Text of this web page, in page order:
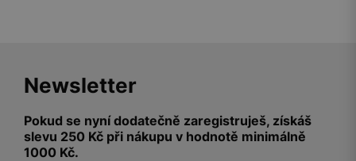
Newsletter
Pokud se nyní dodatečně zaregistruješ, získáš
slevu 250 Kč při nákupu v hodnotě minimálně
1000 Kč.